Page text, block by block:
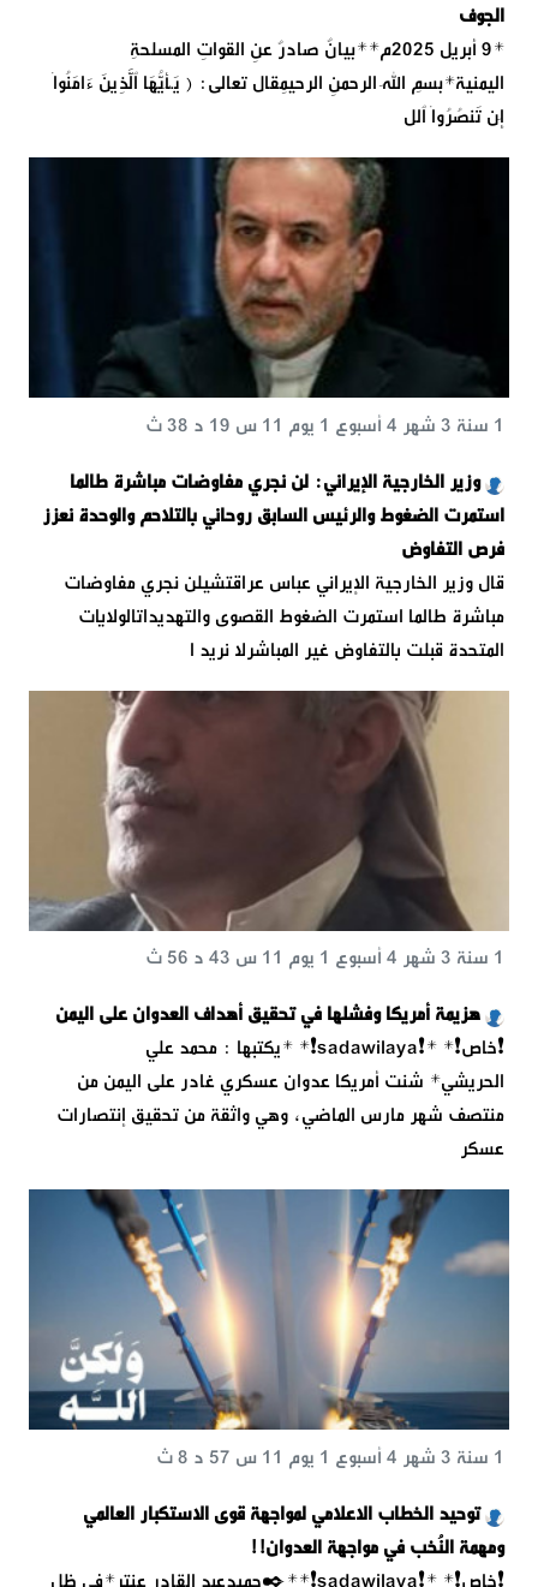
الجوف
*9 أبريل 2025م**بيانٌ صادرٌ عنِ القواتِ المسلحةِ
اليمنية*بسمِ اللهِ الرحمنِ الرحيمِقال تعالى: { یَـٰۤأَیُّهَا ٱلَّذِینَ ءَامَنُوۤا۟
إِن تَنصُرُوا۟ ٱلل
وزير الخارجية الإيراني: لن نجري مفاوضات مباشرة طالما
استمرت الضغوط والرئيس السابق روحاني بالتلاحم والوحدة نعزز
فرص التفاوض
1 سنة 3 شهر 4 أسبوع 1 يوم 11 س 19 د 38 ث
قال وزير الخارجية الإيراني عباس عراقتشيلن نجري مفاوضات
مباشرة طالما استمرت الضغوط القصوى والتهديداتالولايات
المتحدة قبلت بالتفاوض غير المباشرلا نريد ا
هزيمة أمريكا وفشلها في تحقيق أهداف العدوان على اليمن
1 سنة 3 شهر 4 أسبوع 1 يوم 11 س 43 د 56 ث
❗خاص❗* *❗️sadawilaya❗* *يكتبها : محمد علي
الحريشي* شنت أمريكا عدوان عسكري غادر على اليمن من
منتصف شهر مارس الماضي، وهي واثقة من تحقيق إنتصارات
عسكر
توحيد الخطاب الاعلامي لمواجهة قوى الاستكبار العالمي
ومهمة النُخب في مواجهة العدوان!!
1 سنة 3 شهر 4 أسبوع 1 يوم 11 س 57 د 8 ث